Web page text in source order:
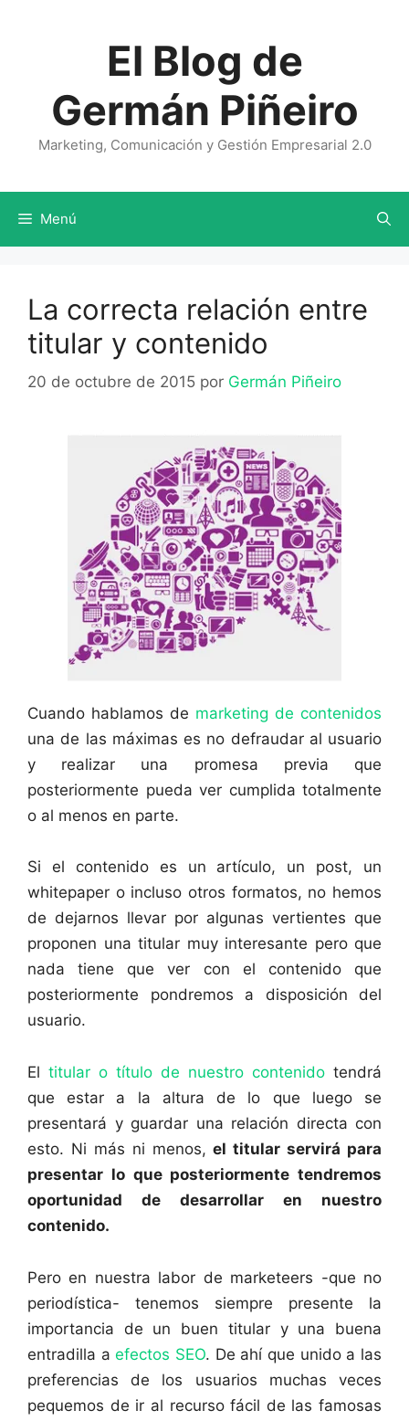
El Blog de
Germán Piñeiro
Marketing, Comunicación y Gestión Empresarial 2.0
Menú
La correcta relación entre
titular y contenido
20 de octubre de 2015 por Germán Piñeiro
Cuando hablamos de marketing de contenidos
una de las máximas es no defraudar al usuario
y realizar una promesa previa que
posteriormente pueda ver cumplida totalmente
o al menos en parte.
Si el contenido es un artículo, un post, un
whitepaper o incluso otros formatos, no hemos
de dejarnos llevar por algunas vertientes que
proponen una titular muy interesante pero que
nada tiene que ver con el contenido que
posteriormente pondremos a disposición del
usuario.
El titular o título de nuestro contenido tendrá
que estar a la altura de lo que luego se
presentará y guardar una relación directa con
esto. Ni más ni menos,el titular servirá para
presentar lo que posteriormente tendremos
oportunidad de desarrollar en nuestro
contenido.
Pero en nuestra labor de marketeers -que no
periodística- tenemos siempre presente la
importancia de un buen titular y una buena
entradilla aefectos SEO. De ahí que unido a las
preferencias de los usuarios muchas veces
pequemos de ir al recurso fácil de las famosas